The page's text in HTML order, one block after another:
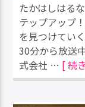
たかはしはる
テップアップ
を見つけてい
30分から放
式会社 … [ 続